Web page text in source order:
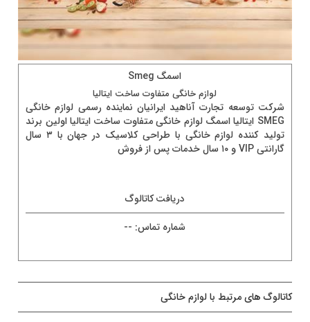
اسمگ Smeg
لوازم خانگی متفاوت ساخت ايتاليا
شركت توسعه تجارت آناهيد ايرانيان نماينده رسمی لوازم خانگی
SMEG ايتاليا اسمگ لوازم خانگی متفاوت ساخت ايتاليا اولين برند
توليد كننده لوازم خانگی با طراحی كلاسيک در جهان با ٣ سال
گارانتی VIP و ۱۰ سال خدمات پس از فروش
دريافت کاتالوگ
شماره تماس: --
کاتالوگ های مرتبط با لوازم خانگی